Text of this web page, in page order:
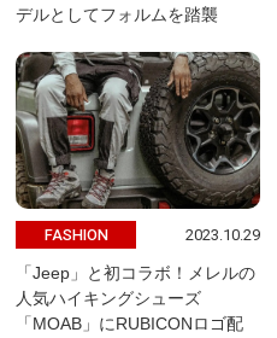
デルとしてフォルムを踏襲
FASHION 2023.10.29
「Jeep」と初コラボ！メレルの
人気ハイキングシューズ
「MOAB」にRUBICONロゴ配